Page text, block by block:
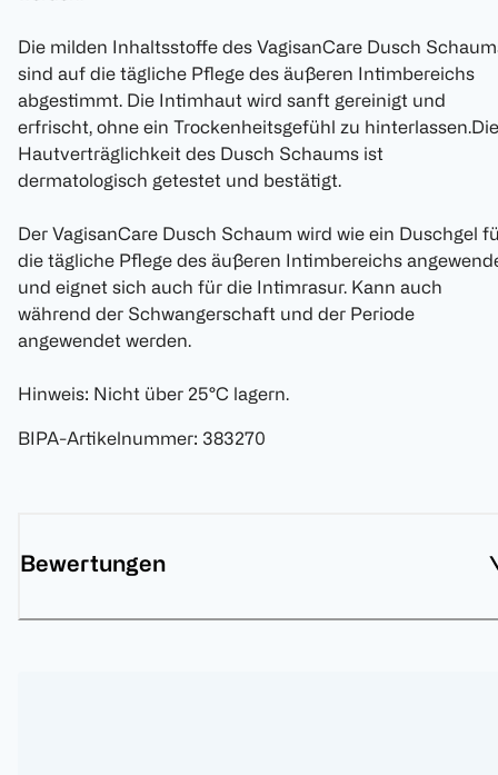
Die milden Inhaltsstoffe des VagisanCare Dusch
sind auf die tägliche Pflege des äußeren Intimbereichs
abgestimmt. Die Intimhaut wird sanft gereinigt und
erfrischt, ohne ein Trockenheitsgefühl zu hinterlassen.Die
Hautverträglichkeit des Dusch Schaums ist
dermatologisch getestet und bestätigt.
Der VagisanCare Dusch Schaum wird wie ein Duschgel
die tägliche Pflege des äußeren Intimbereichs
und eignet sich auch für die Intimrasur. Kann auch
während der Schwangerschaft und der Periode
angewendet werden.
Hinweis: Nicht über 25°C lagern.
BIPA-Artikelnummer: 383270
Bewertungen